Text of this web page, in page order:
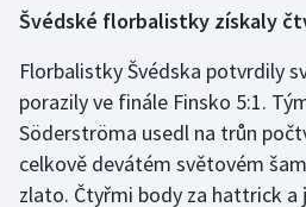
Švédské florbalistky získaly
Florbalistky Švédska potvrdily
porazily ve finále Finsko 5:1.
Söderströma usedl na trůn
celkově devátém světovém
zlato. Čtyřmi body za hattrick a